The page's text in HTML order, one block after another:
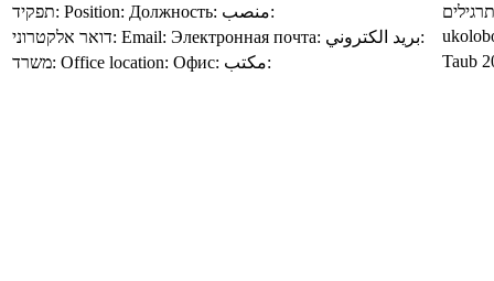
תפקיד: Position: Должность: منصب:
דואר אלקטרוני: Email: Электронная почта: بريد الكتروني:
משרד: Office location: Офис: مكتب: Taub